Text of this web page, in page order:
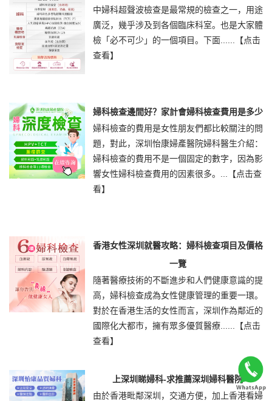
中婦科超聲波檢查是最常規的檢查之一，用途
廣泛，幾乎涉及到各個臨床科室。也是大家體
檢「必不可少」的一個項目。下面......
【点击
查看】
婦科檢查邊間好？家計會婦科檢查費用是多少
婦科檢查的費用是女性朋友們都比較關注的問
題，對此，深圳怡康婦產醫院婦科醫生介紹：
婦科檢查的費用不是一個固定的數字，因為影
響女性婦科檢查費用的因素很多。...
【点击查
看】
香港女性深圳就醫攻略：婦科檢查項目及價格
一覽
隨著醫療技術的不斷進步和人們健康意識的提
高，婦科檢查成為女性健康管理的重要一環。
對於在香港生活的女性而言，深圳作為鄰近的
國際化大都市，擁有眾多優質醫療......
【点击
查看】
上深圳睇婦科-求推薦深圳婦科醫院
由於香港毗鄰深圳，交通方便，加上香港看婦